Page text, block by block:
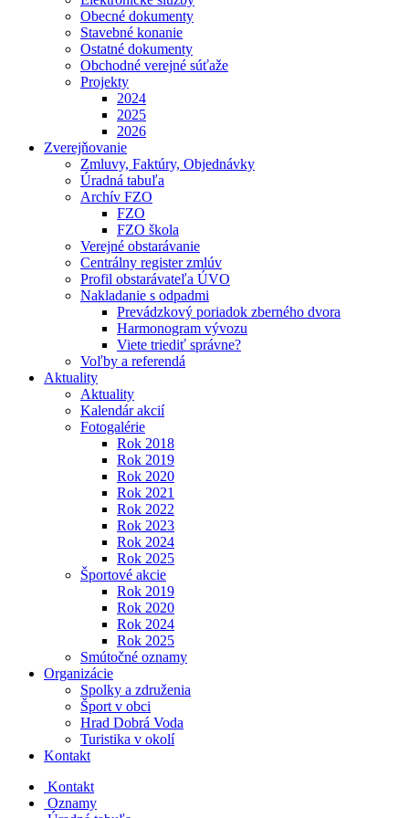
Obecné dokumenty
Stavebné konanie
Ostatné dokumenty
Obchodné verejné súťaže
Projekty
2024
2025
2026
Zverejňovanie
Zmluvy, Faktúry, Objednávky
Úradná tabuľa
Archív FZO
FZO
FZO škola
Verejné obstarávanie
Centrálny register zmlúv
Profil obstarávateľa ÚVO
Nakladanie s odpadmi
Prevádzkový poriadok zberného dvora
Harmonogram vývozu
Viete triediť správne?
Voľby a referendá
Aktuality
Aktuality
Kalendár akcií
Fotogalérie
Rok 2018
Rok 2019
Rok 2020
Rok 2021
Rok 2022
Rok 2023
Rok 2024
Rok 2025
Športové akcie
Rok 2019
Rok 2020
Rok 2024
Rok 2025
Smútočné oznamy
Organizácie
Spolky a združenia
Šport v obci
Hrad Dobrá Voda
Turistika v okolí
Kontakt
Kontakt
Oznamy